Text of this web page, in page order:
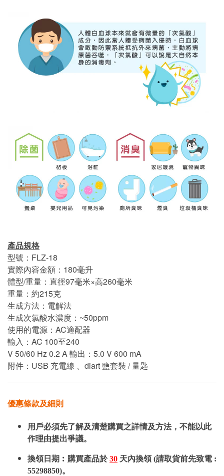
產品規格
型號：FLZ-18
實際內容金額：180毫升
體型/重量：直徑97毫米×高260毫米
重量：約215克
生成方法：電解法
生成次氯酸水濃度：~50ppm
使用的電源：AC適配器
輸入：AC 100至240
V 50/60 Hz 0.2 A 輸出：5.0 V 600 mA
附件：USB 充電線 、diart 鹽套裝 / 量匙
優惠條款及細則
用戶必須先了解及清楚購買之詳情及方法，不能以此
作理由提出爭議。
換領日期︰購買產品於30 天內換領 (請取貨前先致電 :
55298850)。